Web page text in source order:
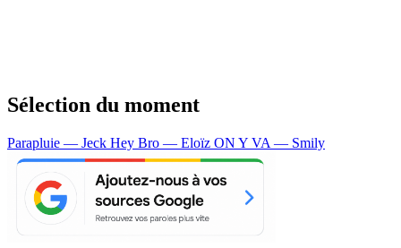
Sélection du moment
Parapluie — Jeck Hey Bro — Eloïz ON Y VA — Smily